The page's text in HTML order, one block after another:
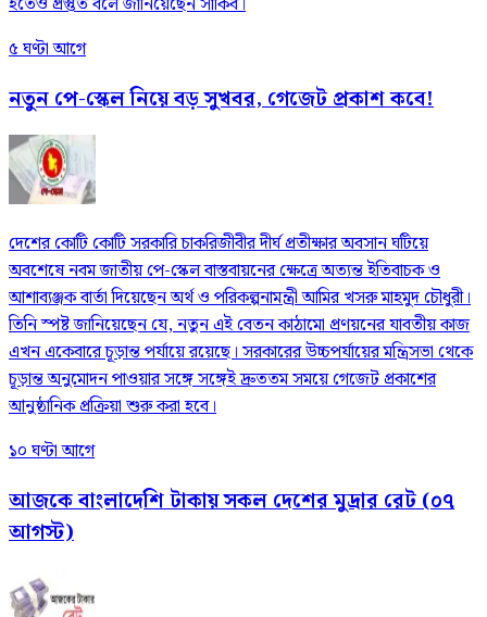
৫ ঘণ্টা আগে
নতুন পে-স্কেল নিয়ে বড় সুখবর, গেজেট প্রকাশ কবে!
দেশের কোটি কোটি সরকারি চাকরিজীবীর দীর্ঘ প্রতীক্ষার অবসান ঘটিয়ে
অবশেষে নবম জাতীয় পে-স্কেল বাস্তবায়নের ক্ষেত্রে অত্যন্ত ইতিবাচক ও
আশাব্যঞ্জক বার্তা দিয়েছেন অর্থ ও পরিকল্পনামন্ত্রী আমির খসরু মাহমুদ চৌধুরী।
তিনি স্পষ্ট জানিয়েছেন যে, নতুন এই বেতন কাঠামো প্রণয়নের যাবতীয় কাজ
এখন একেবারে চূড়ান্ত পর্যায়ে রয়েছে। সরকারের উচ্চপর্যায়ের মন্ত্রিসভা থেকে
চূড়ান্ত অনুমোদন পাওয়ার সঙ্গে সঙ্গেই দ্রুততম সময়ে গেজেট প্রকাশের
আনুষ্ঠানিক প্রক্রিয়া শুরু করা হবে।
১০ ঘণ্টা আগে
আজকে বাংলাদেশি টাকায় সকল দেশের মুদ্রার রেট (০৭
আগস্ট)